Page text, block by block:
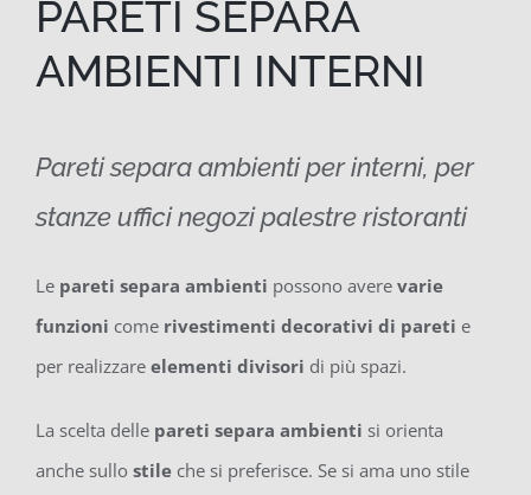
PARETI SEPARA
AMBIENTI INTERNI
Pareti separa ambienti per interni, per
stanze uffici negozi palestre ristoranti
Le pareti separa ambienti possono avere varie
funzioni come rivestimenti decorativi di pareti e
per realizzare elementi divisori di più spazi.
La scelta delle pareti separa ambienti si orienta
anche sullo stile che si preferisce. Se si ama uno stile